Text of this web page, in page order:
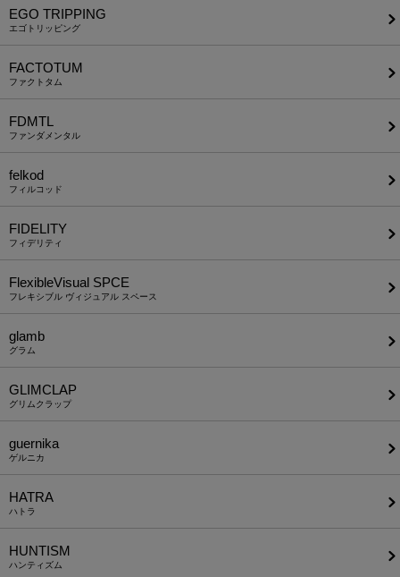
EGO TRIPPING
エゴトリッピング
FACTOTUM
ファクトタム
FDMTL
ファンダメンタル
felkod
フィルコッド
FIDELITY
フィデリティ
FlexibleVisual SPCE
フレキシブル ヴィジュアル スペース
glamb
グラム
GLIMCLAP
グリムクラップ
guernika
ゲルニカ
HATRA
ハトラ
HUNTISM
ハンティズム